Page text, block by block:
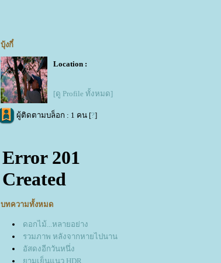
บุ้งกี๋
Location :
[ดู Profile ทั้งหมด]
ผู้ติดตามบล็อก : 1 คน [?]
บทความทั้งหมด
ดอกไม้...หลายอย่าง
รวมภาพ หลังจากหายไปนาน
อัสดงอีกวันหนึ่ง
ามเย็นแนว HDR